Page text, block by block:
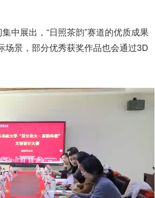
中展出，“日照茶韵”赛道的优质成果
景，部分优秀获奖作品也会通过3D